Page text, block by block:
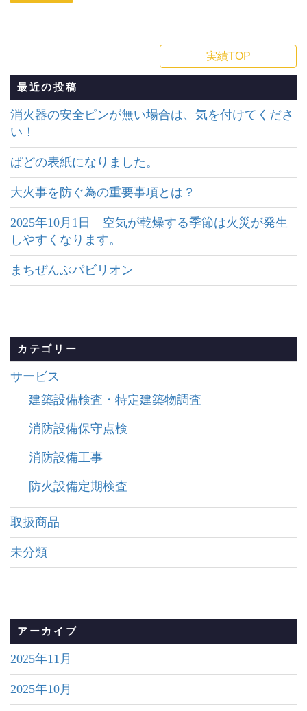
実績TOP
最近の投稿
消火器の安全ピンが無い場合は、気を付けてくださ
い！
ぱどの表紙になりました。
大火事を防ぐ為の重要事項とは？
2025年10月1日 空気が乾燥する季節は火災が発生
しやすくなります。
まちぜんぶパビリオン
カテゴリー
サービス
建築設備検査・特定建築物調査
消防設備保守点検
消防設備工事
防火設備定期検査
取扱商品
未分類
アーカイブ
2025年11月
2025年10月